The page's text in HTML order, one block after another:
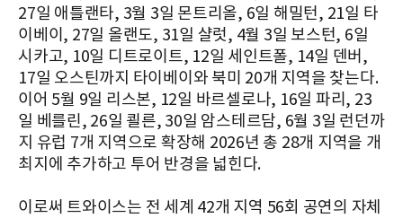
27일 애틀랜타, 3월 3일 몬트리올, 6일 해밀턴, 21일 타
이베이, 27일 올랜도, 31일 샬럿, 4월 3일 보스턴, 6일
시카고, 10일 디트로이트, 12일 세인트폴, 14일 덴버,
17일 오스틴까지 타이베이와 북미 20개 지역을 찾는다.
이어 5월 9일 리스본, 12일 바르셀로나, 16일 파리, 23
일 베를린, 26일 쾰른, 30일 암스테르담, 6월 3일 런던까
지 유럽 7개 지역으로 확장해 2026년 총 28개 지역을 개
최지에 추가하고 투어 반경을 넓힌다.
이로써 트와이스는 전 세계 42개 지역 56회 공연의 자체